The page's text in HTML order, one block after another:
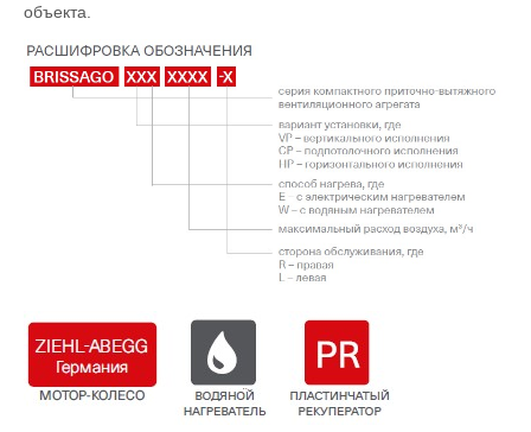
объекта.